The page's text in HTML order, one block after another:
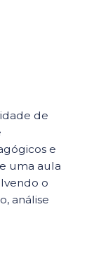
de
e
uma aula
o
análise